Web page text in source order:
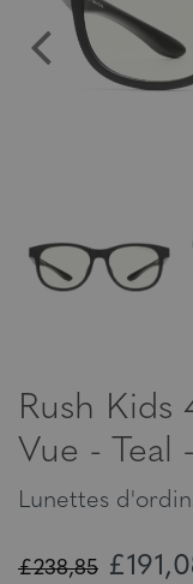
Rush Kids
Vue - Teal
Lunettes
£238,85